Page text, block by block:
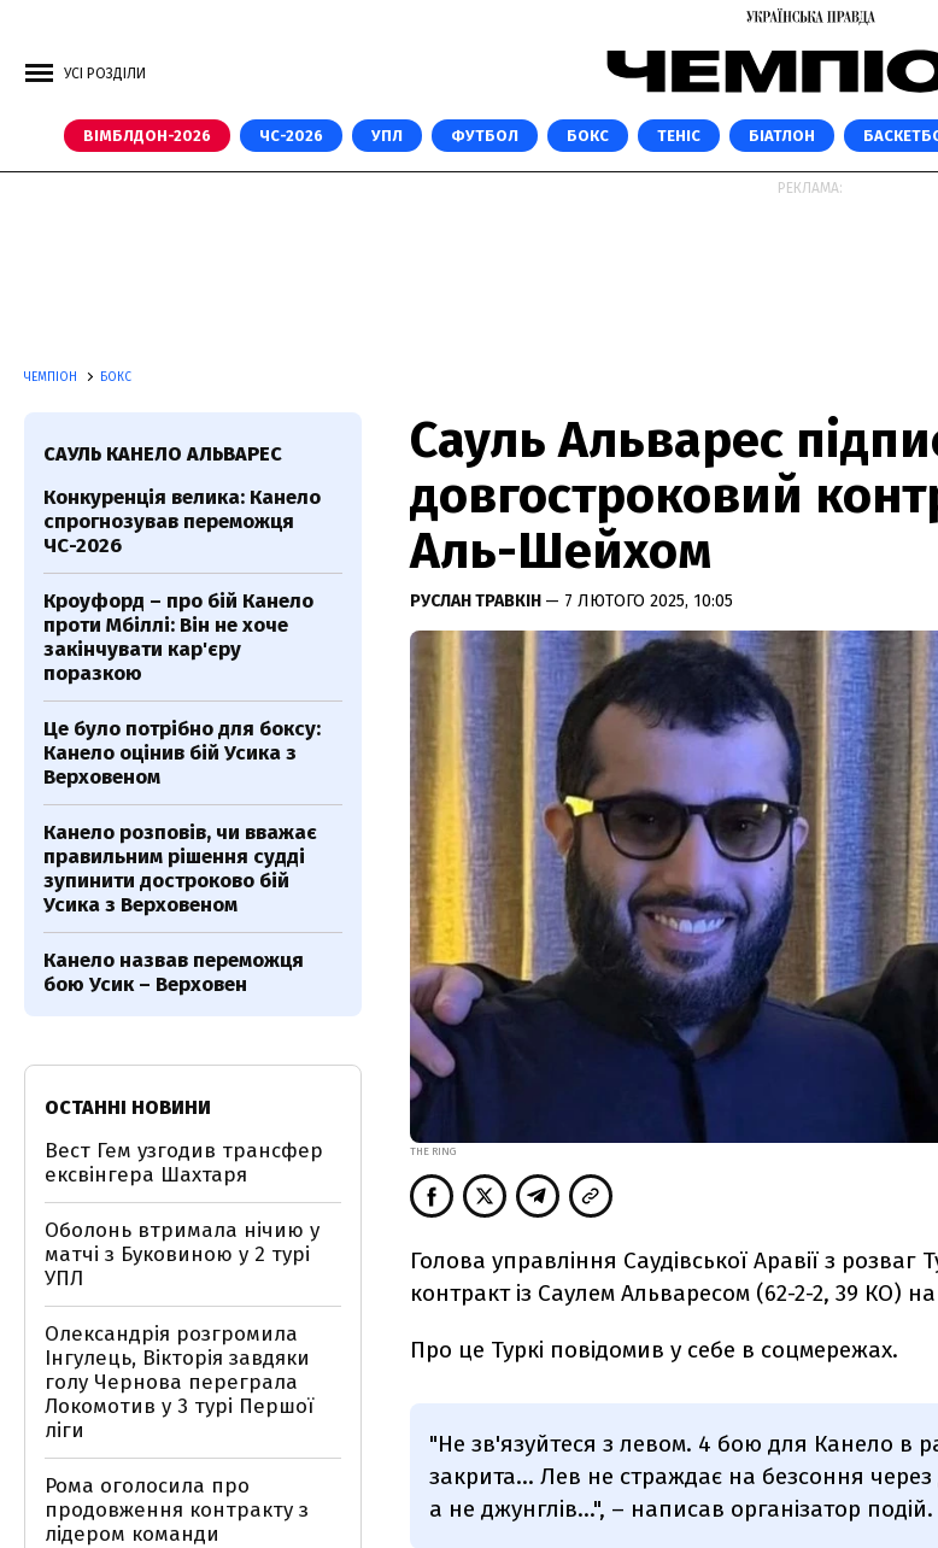
УСІ РОЗДІЛИ
ВІМБЛДОН-2026 ЧС-2026 УПЛ ФУТБОЛ БОКС ТЕНІС БІАТЛОН
РЕКЛАМА:
ЧЕМПІОН БОКС
Сауль Альварес
довгостроковий
Аль-Шейхом
РУСЛАН ТРАВКІН — 7 ЛЮТОГО 2025, 10:05
THE RING
Голова управління Саудівської Аравії з
контракт із Саулем Альваресом (62-2-2, 39 КО)
Про це Туркі повідомив у себе в соцмережах.
"Не зв'язуйтеся з левом. 4 бою для Канело в
закрита... Лев не страждає на безсоння через
а не джунглів...", – написав організатор подій.
САУЛЬ КАНЕЛО АЛЬВАРЕС
Конкуренція велика: Канело
спрогнозував переможця
ЧС-2026
Кроуфорд – про бій Канело
проти Мбіллі: Він не хоче
закінчувати кар'єру
поразкою
Це було потрібно для боксу:
Канело оцінив бій Усика з
Верховеном
Канело розповів, чи вважає
правильним рішення судді
зупинити достроково бій
Усика з Верховеном
Канело назвав переможця
бою Усик – Верховен
ОСТАННІ НОВИНИ
Вест Гем узгодив трансфер
ексвінгера Шахтаря
Оболонь втримала нічию у
матчі з Буковиною у 2 турі
УПЛ
Олександрія розгромила
Інгулець, Вікторія завдяки
голу Чернова переграла
Локомотив у 3 турі Першої
ліги
Рома оголосила про
продовження контракту з
лідером команди